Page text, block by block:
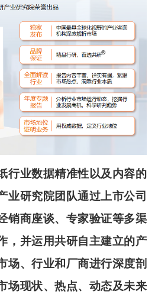
行业数据精准性以及内容的
业研究院团队通过上市公司
销商座谈、专家验证等多渠
，并运用共研自主建立的产
场、行业和厂商进行深度剖
场现状、热点、动态及未来